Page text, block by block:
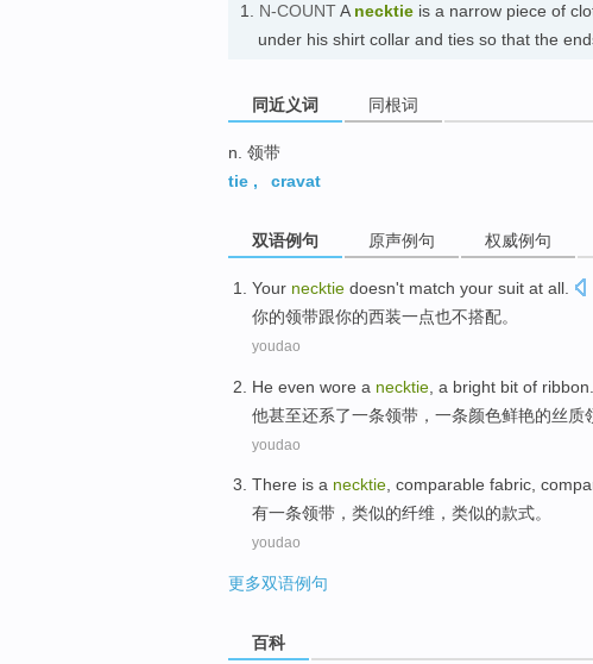
1. N-COUNTA necktie is a narrow piece of
under his shirt collar and ties so that the
同近义词 同根词
n. 领带
tie , cravat
双语例句 原声例句 权威例句
Your necktie doesn't match your suit at all.
你的领带跟你的西装一点也不搭配。
youdao
He even wore a necktie , a bright bit of ribbon.
他甚至还系了一条领带 ，一条颜色鲜艳的丝质
youdao
There is a necktie, comparable fabric,
有一条领带 ， 类似的纤维 ，类似的款式。
youdao
更多双语例句
百科